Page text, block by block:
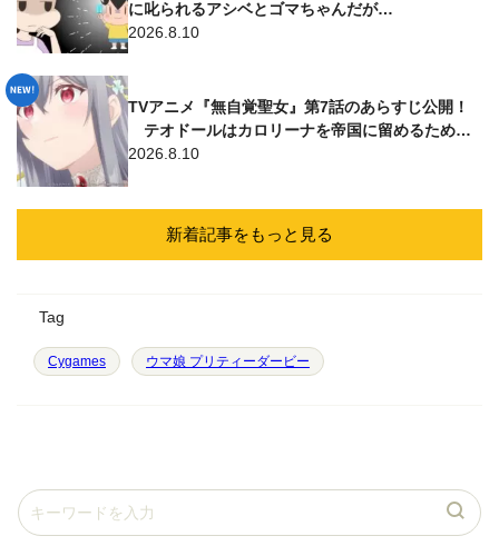
に叱られるアシベとゴマちゃんだが…
2026.8.10
TVアニメ『無自覚聖女』第7話のあらすじ公開！
テオドールはカロリーナを帝国に留めるため…
2026.8.10
新着記事をもっと見る
Tag
Cygames ウマ娘 プリティーダービー